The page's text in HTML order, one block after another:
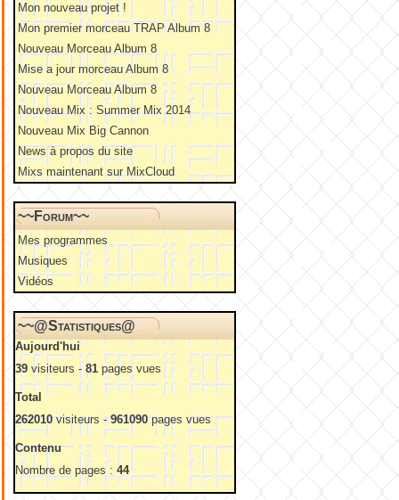
Mon nouveau projet !
Mon premier morceau TRAP Album 8
Nouveau Morceau Album 8
Mise a jour morceau Album 8
Nouveau Morceau Album 8
Nouveau Mix : Summer Mix 2014
Nouveau Mix Big Cannon
News à propos du site
Mixs maintenant sur MixCloud
~~Forum~~
Mes programmes
Musiques
Vidéos
~~@Statistiques@
Aujourd'hui
39 visiteurs - 81 pages vues
Total
262010visiteurs -961090pages vues
Contenu
Nombre de pages :44